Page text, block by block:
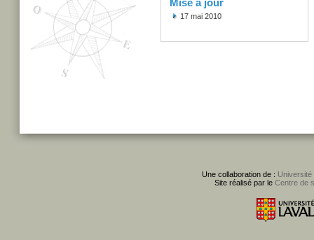
Mise à jour
17 mai 2010
Une collaboration de : Université
Site réalisé par le Centre de